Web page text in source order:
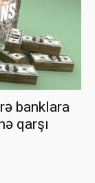
banklara
qarşı